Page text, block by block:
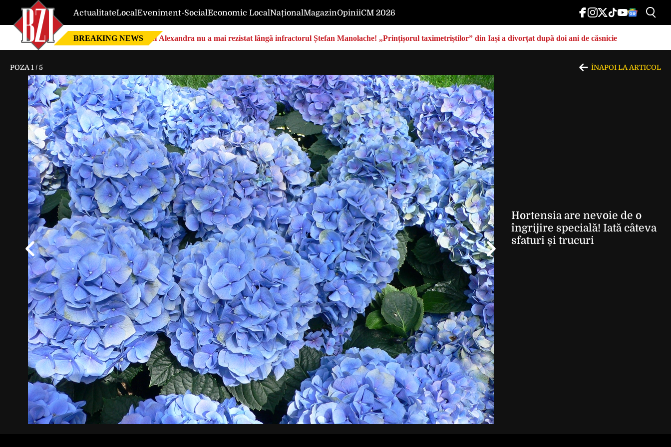
ActualitateLocalEveniment-SocialEconomic LocalNaționalMagazinOpiniiCM 2026
BREAKING NEWS Nici Alexandra nu a mai rezistat lângă infractorul Ștefan Manolache! „Prințișorul taximetriștilor” din Iași a divorţat după doi ani de căsnicie
POZA 1 /5 ÎNAPOI LA ARTICOL
Hortensia are nevoie de o
îngrijire specială! Iată câteva
sfaturi și trucuri